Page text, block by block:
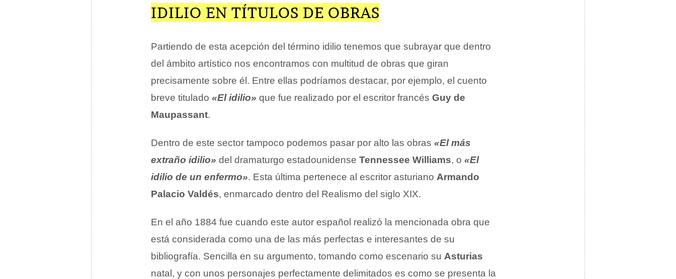
IDILIO EN TÍTULOS DE OBRAS
Partiendo de esta acepción del término idilio tenemos que subrayar que dentro
del ámbito artístico nos encontramos con multitud de obras que giran
precisamente sobre él. Entre ellas podríamos destacar, por ejemplo, el cuento
breve titulado «El idilio» que fue realizado por el escritor francés Guy de
Maupassant.
Dentro de este sector tampoco podemos pasar por alto las obras «El más
extraño idilio» del dramaturgo estadounidense Tennessee Williams, o «El
idilio de un enfermo». Esta última pertenece al escritor asturiano Armando
Palacio Valdés, enmarcado dentro del Realismo del siglo XIX.
En el año 1884 fue cuando este autor español realizó la mencionada obra que
está considerada como una de las más perfectas e interesantes de su
bibliografía. Sencilla en su argumento, tomando como escenario su Asturias
natal, y con unos personajes perfectamente delimitados es como se presenta la